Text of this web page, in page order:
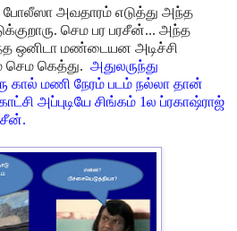
போலீஸா அவதாரம் எடுத்து அந்த
செம பர பரசீன்... அந்த
ஒனிடா மண்டையன அடிச்சி
செம கெத்து. அதுலருந்து
மணி நேரம் படம் நல்லா தான்
அப்புடியே சிங்கம் 1ல ப்ரகாஷ்ராஜ்
சீன்.